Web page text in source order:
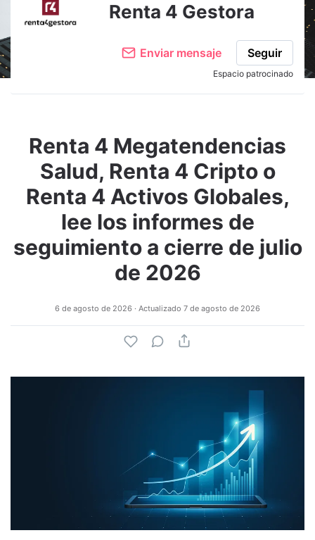
Renta 4 Gestora
Enviar mensaje Seguir
Espacio patrocinado
Renta 4 Megatendencias
Salud, Renta 4 Cripto o
Renta 4 Activos Globales,
lee los informes de
seguimiento a cierre de julio
de 2026
6 de agosto de 2026 · Actualizado 7 de agosto de 2026